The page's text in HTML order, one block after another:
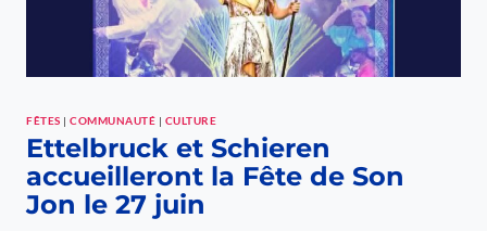
FÊTES | COMMUNAUTÉ | CULTURE
Ettelbruck et Schieren
accueilleront la Fête de Son
Jon le 27 juin